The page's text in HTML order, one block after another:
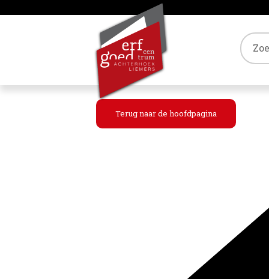
Terug naar de hoofdpagina